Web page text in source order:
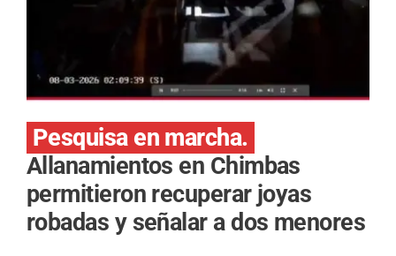
Pesquisa en marcha.
Allanamientos en Chimbas
permitieron recuperar joyas
robadas y señalar a dos menores